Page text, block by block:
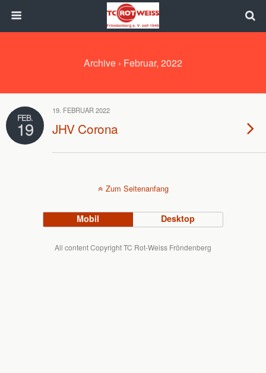
Archive › Februar, 2022
FEB.
19
19. FEBRUAR 2022
JHV Corona
Zum Seitenanfang
Mobil Desktop
All content Copyright TC Rot-Weiss Fröndenberg